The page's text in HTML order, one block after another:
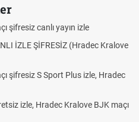
şifresiz canlı yayın izle
İZLE ŞİFRESİZ (Hradec Kralove
şifresiz S Sport Plus izle, Hradec
izle, Hradec Kralove BJK maçı